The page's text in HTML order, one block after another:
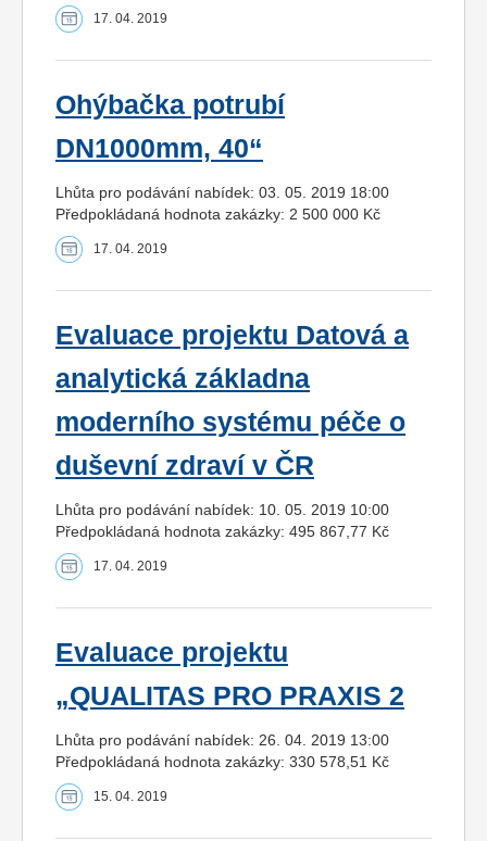
17. 04. 2019
Ohýbačka potrubí
DN1000mm, 40“
Lhůta pro podávání nabídek: 03. 05. 2019 18:00
Předpokládaná hodnota zakázky: 2 500 000 Kč
17. 04. 2019
Evaluace projektu Datová a
analytická základna
moderního systému péče o
duševní zdraví v ČR
Lhůta pro podávání nabídek: 10. 05. 2019 10:00
Předpokládaná hodnota zakázky: 495 867,77 Kč
17. 04. 2019
Evaluace projektu
„QUALITAS PRO PRAXIS 2
Lhůta pro podávání nabídek: 26. 04. 2019 13:00
Předpokládaná hodnota zakázky: 330 578,51 Kč
15. 04. 2019